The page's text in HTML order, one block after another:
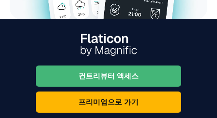
컨트리뷰터 액세스
프리미엄으로 가기